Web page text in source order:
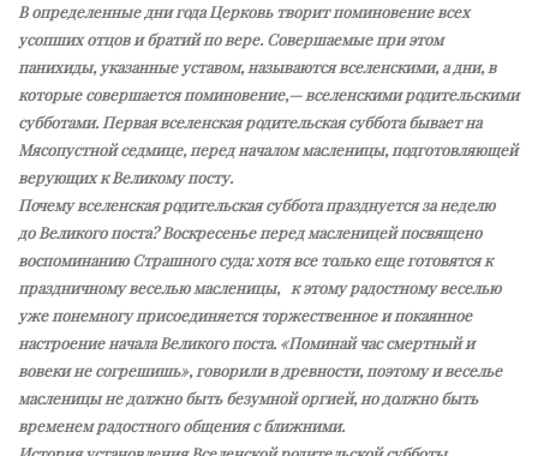
В определенные дни года Церковь творит поминовение всех
усопших отцов и братий по вере. Совершаемые при этом
панихиды, указанные уставом, называются вселенскими, а дни, в
которые совершается поминовение,— вселенскими родительскими
субботами. Первая вселенская родительская суббота бывает на
Мясопустной седмице, перед началом масленицы, подготовляющей
верующих к Великому посту.
Почему вселенская родительская суббота празднуется за неделю
до Великого поста? Воскресенье перед масленицей посвящено
воспоминанию Страшного суда: хотя все только еще готовятся к
праздничному веселью масленицы, к этому радостному веселью
уже понемногу присоединяется торжественное и покаянное
настроение начала Великого поста. «Поминай час смертный и
вовеки не согрешишь», говорили в древности, поэтому и веселье
масленицы не должно быть безумной оргией, но должно быть
временем радостного общения с ближними.